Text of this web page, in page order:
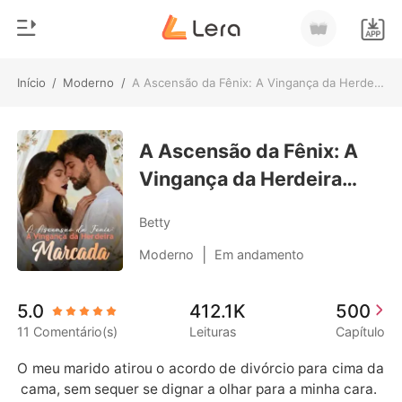
Início / Moderno / A Ascensão da Fênix: A Vingança da Herdeira Marcada
0
Loja
Histórico
Sair
Baixar App
Gênero
Moderno
Lobisomem
Contos
Bilionários
A Ascensão da Fênix: A
Vingança da Herdeira
Betty
Moderno Em andamento
5.0
11 Comentário(s)
412.1K
Leituras
500
Capítulo
O meu marido atirou o acordo de divórcio para cima da
cama, sem sequer se dignar a olhar para a minha cara.